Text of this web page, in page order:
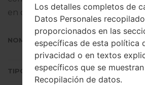
en dispositivos Samsungaquí
NOMBRE DE ARCHIVO
GT-
TIPO DE FIRMWARE
Los detalles completos de
Datos Personales
proporcionados en las
específicas de esta política
privacidad o en textos
específicos que se
Recopilación de datos.